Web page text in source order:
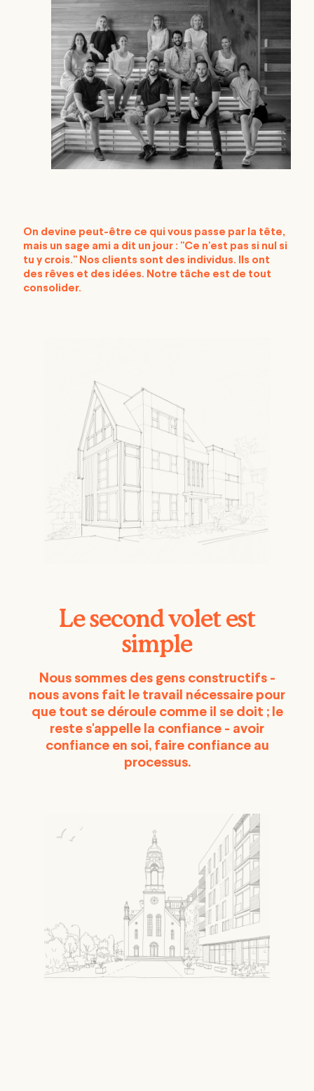
On devine peut-être ce qui vous passe par la tête,
mais un sage ami a dit un jour : "Ce n'est pas si nul si
tu y crois." Nos clients sont des individus. Ils ont
des rêves et des idées. Notre tâche est de tout
consolider.
Le second volet est
simple
Nous sommes des gens constructifs -
nous avons fait le travail nécessaire pour
que tout se déroule comme il se doit ; le
reste s'appelle la confiance - avoir
confiance en soi, faire confiance au
processus.